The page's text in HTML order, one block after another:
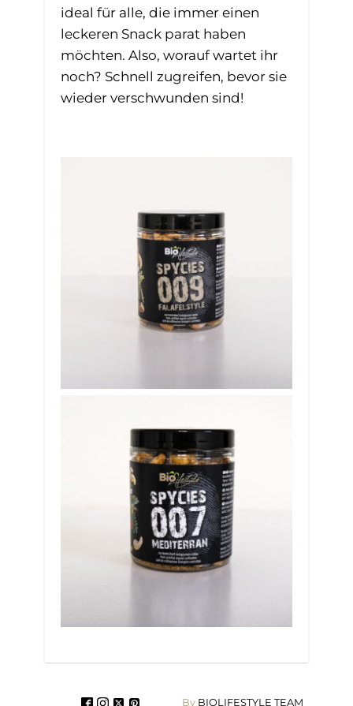
ideal für alle, die immer einen
leckeren Snack parat haben
möchten. Also, worauf wartet ihr
noch? Schnell zugreifen, bevor sie
wieder verschwunden sind!
ByBIOLIFESTYLE TEAM